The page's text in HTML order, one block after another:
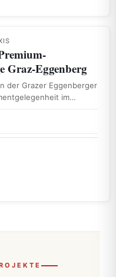
Graz-Eggenberg
der Grazer Eggenberger
im